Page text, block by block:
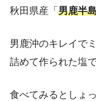
秋田県産「 男鹿半
男鹿沖のキレイで
詰めて作られた塩で
食べてみるとしょ